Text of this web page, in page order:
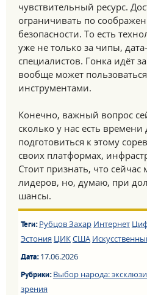
чувствительный ресурс.
ограничивать по
безопасности. То есть
уже не только за чипы,
специалистов. Гонка идёт
вообще может
инструментами.
Конечно, важный вопрос
сколько у нас есть
подготовиться к этому
своих платформах,
Стоит признать, что
лидеров, но, думаю, при
шансы.
Теги: Рубцов Захар Интернет
Эстония ЦИКСША
Дата:17.06.2026
Рубрики:Выбор народа:
зрения